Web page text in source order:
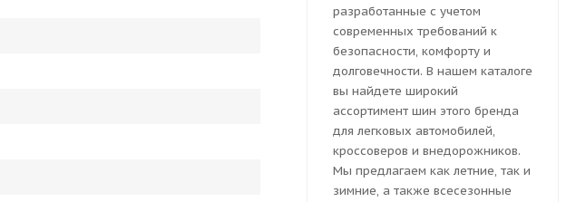
разработанные с учетом
современных требований к
безопасности, комфорту и
долговечности. В нашем каталоге
вы найдете широкий
ассортимент шин этого бренда
для легковых автомобилей,
кроссоверов и внедорожников.
Мы предлагаем как летние, так и
зимние, а также всесезонные